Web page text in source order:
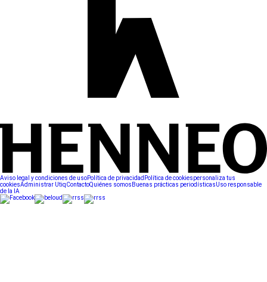
Aviso legal y condiciones de usoPolítica de privacidad Política de cookiespersonaliza tus
cookiesAdministrar UtiqContactoQuiénes somos Buenas prácticas periodísticasUso responsable
de la IA